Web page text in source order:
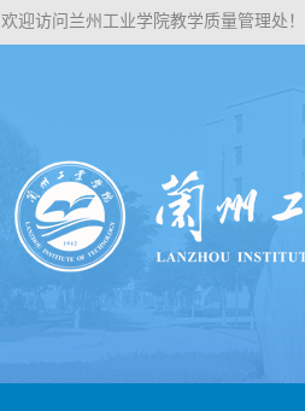
欢迎访问兰州工业学院教学质量管理处！